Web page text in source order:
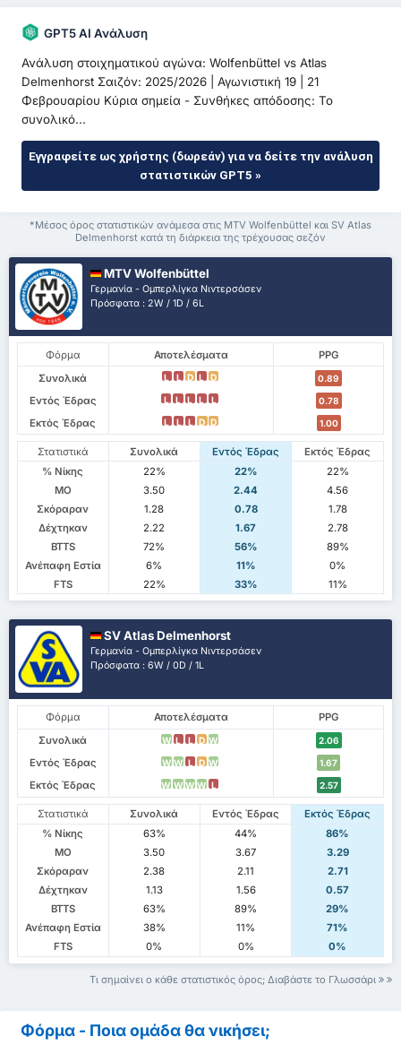
GPT5 AI Ανάλυση
Ανάλυση στοιχηματικού αγώνα: Wolfenbüttel vs Atlas
Delmenhorst Σαιζόν: 2025/2026 | Αγωνιστική 19 | 21
Φεβρουαρίου Κύρια σημεία - Συνθήκες απόδοσης: Το
συνολικό...
Εγγραφείτε ως χρήστης (δωρεάν) για να δείτε την ανάλυση
στατιστικών GPT5 »
*Μέσος όρος στατιστικών ανάμεσα στις MTV Wolfenbüttel και SV Atlas
Delmenhorst κατά τη διάρκεια της τρέχουσας σεζόν
MTV Wolfenbüttel
Γερμανία - Ομπερλίγκα Νιντερσάσεν
Πρόσφατα : 2W / 1D / 6L
Φόρμα Αποτελέσματα
PPG
Συνολικά
L L D L D 0.89
Εντός Έδρας L L L L L 0.78
Εκτός Έδρας L L L D D 1.00
Στατιστικά Συνολικά Εντός Έδρας
Εκτός Έδρας
% Νίκης
22% 22%
22%
ΜΟ
3.50 2.44
4.56
Σκόραραν
1.28 0.78
1.78
Δέχτηκαν
2.22 1.67
2.78
BTTS
72% 56%
89%
Ανέπαφη Εστία
6% 11%
0%
FTS
22% 33% 11%
SV Atlas Delmenhorst
Γερμανία - Ομπερλίγκα Νιντερσάσεν
Πρόσφατα : 6W / 0D / 1L
Φόρμα Αποτελέσματα
PPG
Συνολικά
W L L D W 2.06
Εντός Έδρας W W L D W 1.67
Εκτός Έδρας W W W W L 2.57
Στατιστικά Συνολικά Εντός Έδρας
Εκτός Έδρας
% Νίκης
63% 44%
86%
ΜΟ
3.50 3.67
3.29
Σκόραραν
2.38 2.11
2.71
Δέχτηκαν
1.13 1.56
0.57
BTTS
63% 89%
29%
Ανέπαφη Εστία
38% 11%
71%
FTS
0% 0% 0%
Τι σημαίνει ο κάθε στατιστικός όρος; Διαβάστε το Γλωσσάρι
Φόρμα - Ποια ομάδα θα νικήσει;